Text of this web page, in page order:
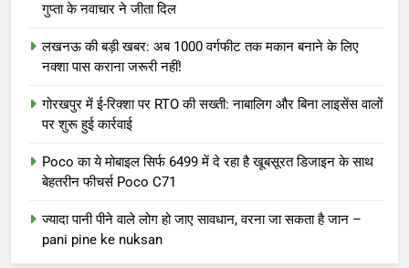
गुप्ता के नवाचार ने जीता दिल
लखनऊ की बड़ी खबर: अब 1000 वर्गफीट तक मकान बनाने के लिए
नक्शा पास कराना जरूरी नहीं!
गोरखपुर में ई-रिक्शा पर RTO की सख्ती: नाबालिग और बिना लाइसेंस वालों
पर शुरू हुई कार्रवाई
Poco का ये मोबाइल सिर्फ 6499 में दे रहा है खूबसूरत डिजाइन के साथ
बेहतरीन फीचर्स Poco C71
ज्यादा पानी पीने वाले लोग हो जाए सावधान, वरना जा सकता है जान –
pani pine ke nuksan